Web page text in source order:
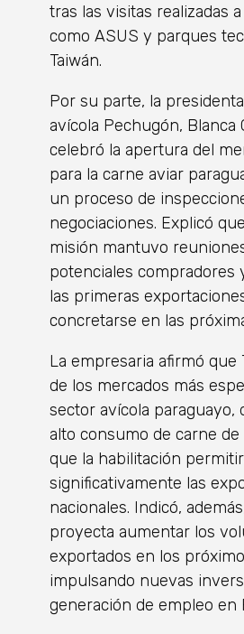
tras las visitas realizadas
como ASUS y parques
Taiwán.
Por su parte, la
avícola Pechugón, Blanca
celebró la apertura del
para la carne aviar
un proceso de
negociaciones. Explicó
misión mantuvo
potenciales compradores
las primeras
concretarse en las
La empresaria afirmó que
de los mercados más
sector avícola paraguayo,
alto consumo de carne
que la habilitación
significativamente las
nacionales. Indicó,
proyecta aumentar los
exportados en los
impulsando nuevas
generación de empleo en